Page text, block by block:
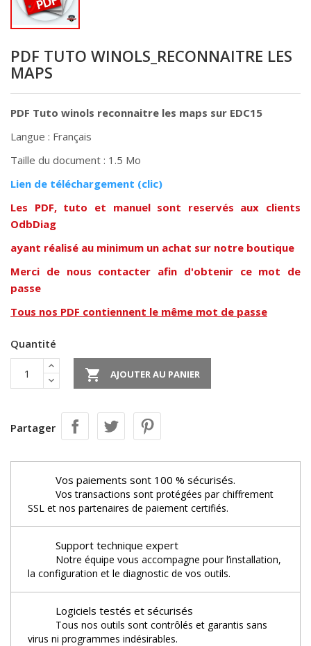
PDF TUTO WINOLS_RECONNAITRE LES
MAPS
PDF Tuto winols reconnaitre les maps sur EDC15
Langue : Français
Taille du document : 1.5 Mo
Lien de téléchargement (clic)
Les PDF, tuto et manuel sont reservés aux clients
OdbDiag
ayant réalisé au minimum un achat sur notre boutique
Merci de nous contacter afin d'obtenir ce mot de
passe
Tous nos PDF contiennent le même mot de passe
Quantité
 AJOUTER AU PANIER
Partager
Vos paiements sont 100 % sécurisés.
Vos transactions sont protégées par chiffrement
SSL et nos partenaires de paiement certifiés.
Support technique expert
Notre équipe vous accompagne pour l’installation,
la configuration et le diagnostic de vos outils.
Logiciels testés et sécurisés
Tous nos outils sont contrôlés et garantis sans
virus ni programmes indésirables.